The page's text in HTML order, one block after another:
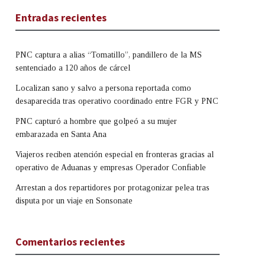
Entradas recientes
PNC captura a alias “Tomatillo”, pandillero de la MS
sentenciado a 120 años de cárcel
Localizan sano y salvo a persona reportada como
desaparecida tras operativo coordinado entre FGR y PNC
PNC capturó a hombre que golpeó a su mujer
embarazada en Santa Ana
Viajeros reciben atención especial en fronteras gracias al
operativo de Aduanas y empresas Operador Confiable
Arrestan a dos repartidores por protagonizar pelea tras
disputa por un viaje en Sonsonate
Comentarios recientes